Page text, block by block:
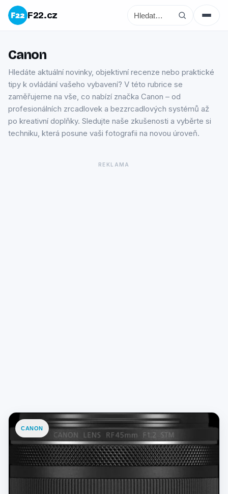
F22.cz
Canon
Hledáte aktuální novinky, objektivní recenze nebo praktické
tipy k ovládání vašeho vybavení? V této rubrice se
zaměřujeme na vše, co nabízí značka Canon – od
profesionálních zrcadlovek a bezzrcadlových systémů až
po kreativní doplňky. Sledujte naše zkušenosti a vyběrte si
techniku, která posune vaši fotografii na novou úroveň.
CANON